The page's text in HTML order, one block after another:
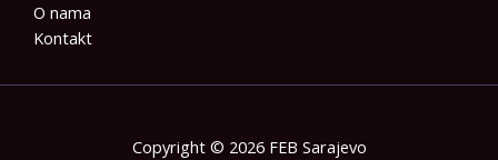
O nama
Kontakt
Copyright © 2026 FEB Sarajevo